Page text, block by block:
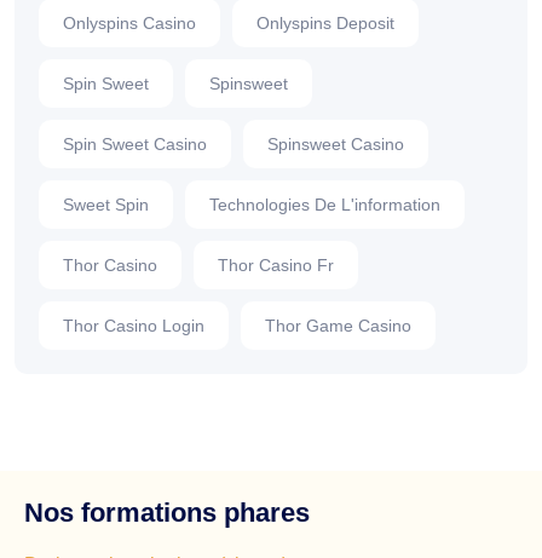
Onlyspins Casino Onlyspins Deposit
Spin Sweet Spinsweet
Spin Sweet Casino Spinsweet Casino
Sweet Spin Technologies De L'information
Thor Casino Thor Casino Fr
Thor Casino Login Thor Game Casino
Nos formations phares